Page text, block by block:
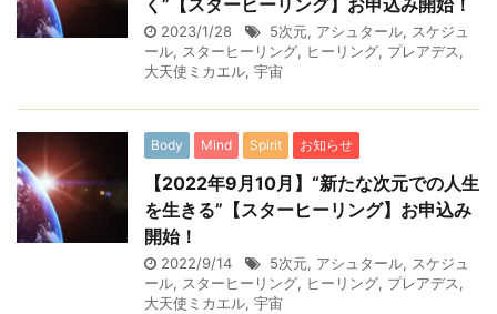
く”【スターヒーリング】お申込み開始！
2023/1/28 5次元, アシュタール, スケジュ
ール, スターヒーリング, ヒーリング, プレアデス,
大天使ミカエル, 宇宙
Body Mind Spirit お知らせ
【2022年9月10月】“新たな次元での人生
を生きる”【スターヒーリング】お申込み
開始！
2022/9/14 5次元, アシュタール, スケジュ
ール, スターヒーリング, ヒーリング, プレアデス,
大天使ミカエル, 宇宙